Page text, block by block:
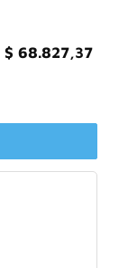
$ 68.827,37